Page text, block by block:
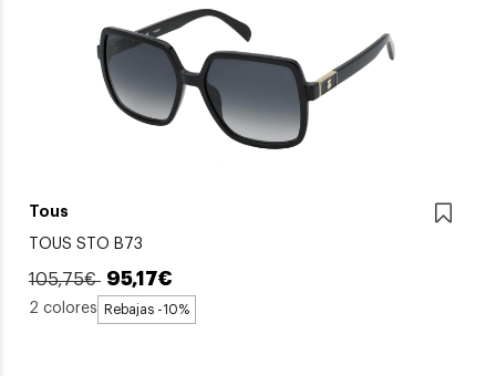
Tous
TOUS STO B73
105,75€ 95,17€
2 colores Rebajas -10%